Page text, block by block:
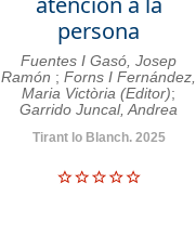
persona
Fuentes I Gasó, Josep
Ramón ;Forns I Fernández,
Maria Victòria (Editor);
Garrido Juncal, Andrea
Tirant lo Blanch. 2025